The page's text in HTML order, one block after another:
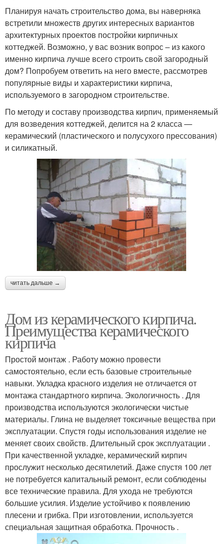
Планируя начать строительство дома, вы наверняка
встретили множеств других интересных вариантов
архитектурных проектов постройки кирпичных
коттеджей. Возможно, у вас возник вопрос – из какого
именно кирпича лучше всего строить свой загородный
дом? Попробуем ответить на него вместе, рассмотрев
популярные виды и характеристики кирпича,
используемого в загородном строительстве.
По методу и составу производства кирпич, применяемый
для возведения коттеджей, делится на 2 класса —
керамический (пластического и полусухого прессования)
и силикатный.
читать дальше →
Дом из керамического кирпича.
Преимущества керамического
кирпича
Простой монтаж . Работу можно провести
самостоятельно, если есть базовые строительные
навыки. Укладка красного изделия не отличается от
монтажа стандартного кирпича. Экологичность . Для
производства используются экологически чистые
материалы. Глина не выделяет токсичные вещества при
эксплуатации. Спустя годы использования изделие не
меняет своих свойств. Длительный срок эксплуатации .
При качественной укладке, керамический кирпич
прослужит несколько десятилетий. Даже спустя 100 лет
не потребуется капитальный ремонт, если соблюдены
все технические правила. Для ухода не требуются
большие усилия. Изделие устойчиво к появлению
плесени и грибка. При изготовлении, используется
специальная защитная обработка. Прочность .